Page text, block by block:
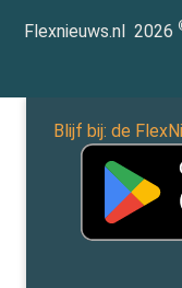
Flexnieuws.nl 2026
Blijf bij: de